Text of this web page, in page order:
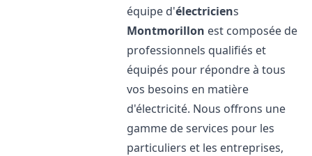
équipe d'électriciens
Montmorillon est composée de
professionnels qualifiés et
équipés pour répondre à tous
vos besoins en matière
d'électricité. Nous offrons une
gamme de services pour les
particuliers et les entreprises,